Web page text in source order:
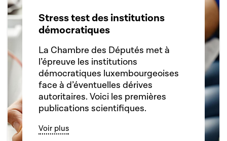
Stress test des institutions
démocratiques
La Chambre des Députés met à
l’épreuve les institutions
démocratiques luxembourgeoises
face à d’éventuelles dérives
autoritaires. Voici les premières
publications scientifiques.
Voir plus